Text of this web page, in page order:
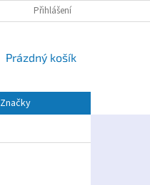
Přihlášení
NÁKUPNÍ
Prázdný košík
Značky